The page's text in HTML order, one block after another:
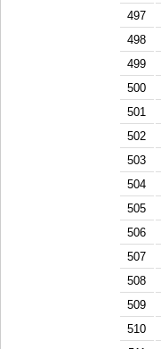
497
498
499
500
501
502
503
504
505
506
507
508
509
510